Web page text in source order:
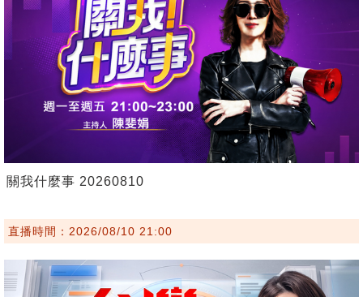
關我什麼事 20260810
直播時間：2026/08/10 21:00